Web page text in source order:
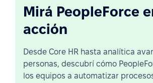
Mirá PeopleForce
acción
Desde Core HR hasta analítica
personas, descubrí cómo
los equipos a automatizar